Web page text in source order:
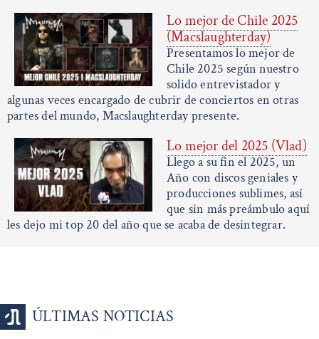
Lo mejor de Chile 2025
(Macslaughterday)
Presentamos lo mejor de
Chile 2025 según nuestro
solido entrevistador y
algunas veces encargado de cubrir de conciertos en otras
partes del mundo, Macslaughterday presente.
Lo mejor del 2025 (Vlad)
Llego a su fin el 2025, un
Año con discos geniales y
producciones sublimes, así
que sin más preámbulo aquí
les dejo mi top 20 del año que se acaba de desintegrar.
ÚLTIMAS NOTICIAS